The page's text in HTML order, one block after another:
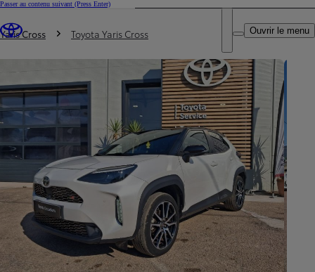
Passer au contenu suivant (Press Enter)
Trouvez un partenaire Toyota
DEALER NAME
Ouvrir le menu
Vous êtes ici
Yaris Cross Toyota Yaris Cross